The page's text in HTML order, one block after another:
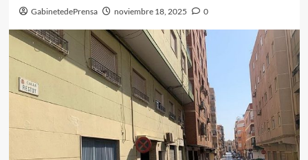
GabinetedePrensa noviembre 18, 2025 0